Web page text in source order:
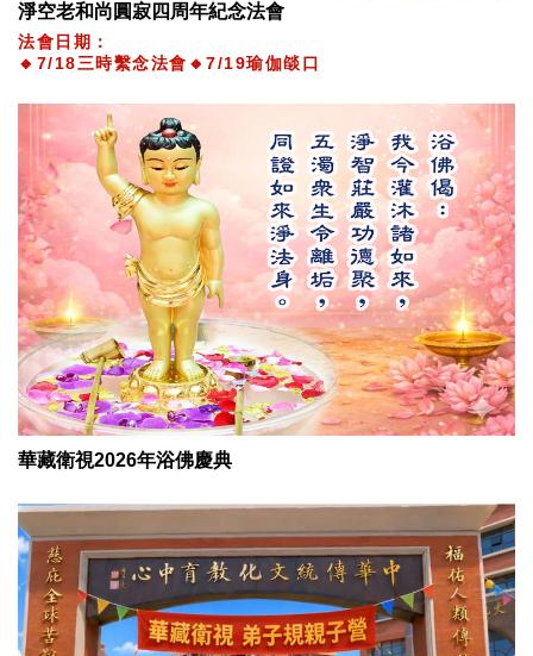
淨空老和尚圓寂四周年紀念法會
法會日期：
🔸7/18三時繫念法會🔸7/19瑜伽燄口
華藏衛視2026年浴佛慶典